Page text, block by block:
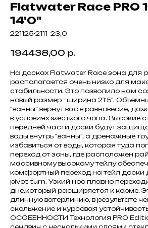
Flatwater Race PRO
14'0"
221125-2111_23,0
194438,00 р.
На досках Flatwater Race зона для
располагается очень низко для
стабильности. Это позволило нам
новый размер - ширина 21'5".
"ванны" вернут вас в равновесие,
в условиях жесткого чопа. Высокие
передней части доски будут
воды внутрь "ванны", а дренажные
избавиться от воды, которая туда
переход от зоны, где расположен
массивному высокому тейлу
комфортный переход на тейл доски
pivot turn. Узкий нос плавно
дне,который расширяется к корме.
длинную ватерлинию, в результате
скольжение и курсовая
ОСОБЕННОСТИ Технология PRO